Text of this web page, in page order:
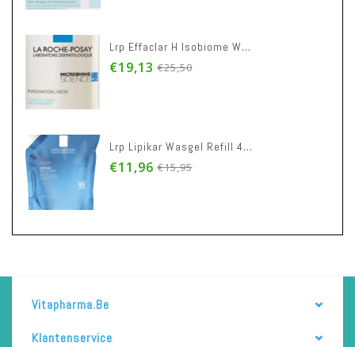
Lrp Effaclar H Isobiome Wascreme 390ml
€19,13 €25,50
Lrp Lipikar Wasgel Refill 400ml
€11,96 €15,95
Vitapharma.be
Klantenservice